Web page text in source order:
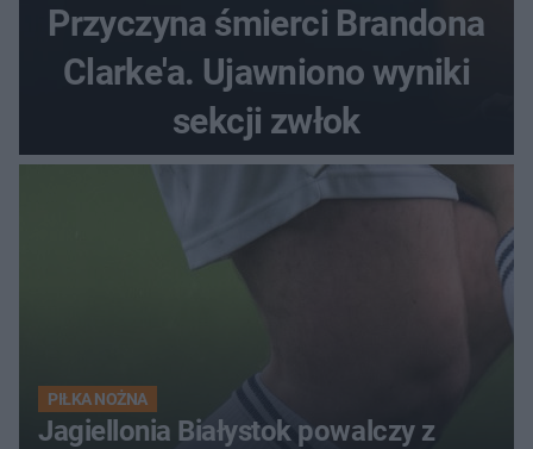
Przyczyna śmierci Brandona
Clarke'a. Ujawniono wyniki
sekcji zwłok
PIŁKA NOŻNA
Jagiellonia Białystok powalczy z